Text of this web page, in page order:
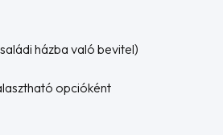
házba való bevitel)
opcióként